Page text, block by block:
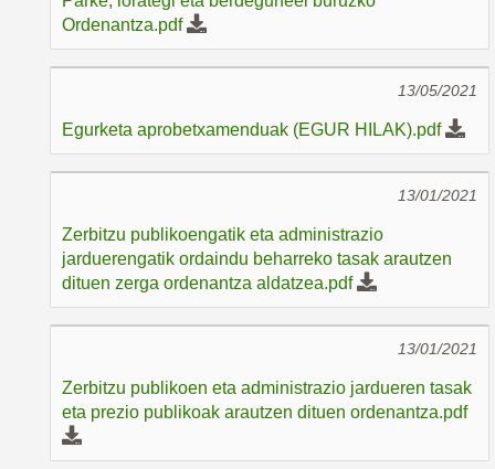
Ordenantza.pdf
13/05/2021
Egurketa aprobetxamenduak (EGUR HILAK).pdf
13/01/2021
Zerbitzu publikoengatik eta administrazio
jarduerengatik ordaindu beharreko tasak arautzen
dituen zerga ordenantza aldatzea.pdf
13/01/2021
Zerbitzu publikoen eta administrazio jardueren tasak
eta prezio publikoak arautzen dituen ordenantza.pdf